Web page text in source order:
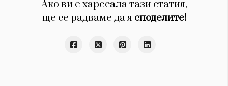
Ако ви е харесала тази статия,
ще се радваме да я споделите!